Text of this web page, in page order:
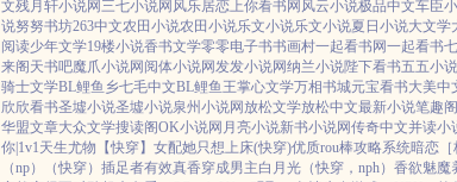
文残月轩小说网 三七小说网 风乐居恋上你看书网 风云小说极品中文车臣
说努努书坊263中文农田小说农田小说乐文小说乐文小说夏日小说大文学
阅读少年文学19楼小说香书文学零零电子书书画村一起看书网一起看书
来阁 天书吧魔爪小说网 阅体小说网发发小说网纳兰小说陛下看书五五小
骑士文学BL鲤鱼乡七毛中文BL鲤鱼王掌心文学万相书城元宝看书大美中
欣欣看书圣墟小说圣墟小说泉州小说网放松文学放松中文最新小说笔趣
华盟文章大众文学搜读阁OK小说网 月亮小说新书小说网传奇中文并读小
你|1v1天生尤物【快穿】 女配她只想上床(快穿)优质rou棒攻略系统暗恋［
（np）
（快穿）插足者有效真香穿成男主白月光（快穿，nph） 香欲魅魔